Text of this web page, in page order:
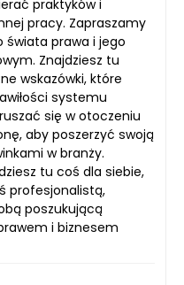
praktyków i
pracy. Zapraszamy
prawa i jego
Znajdziesz tu
wskazówki, które
systemu
się w otoczeniu
aby poszerzyć swoją
w branży.
tu coś dla siebie,
profesjonalistą,
poszukującą
i biznesem